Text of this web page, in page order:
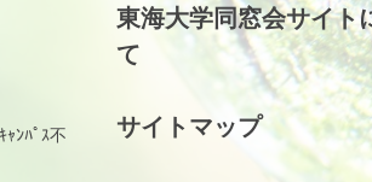
ﾝﾊﾟｽ不
東海大学同窓会サイト
て
サイトマップ